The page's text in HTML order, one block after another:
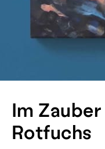
Im
Rotfuchs